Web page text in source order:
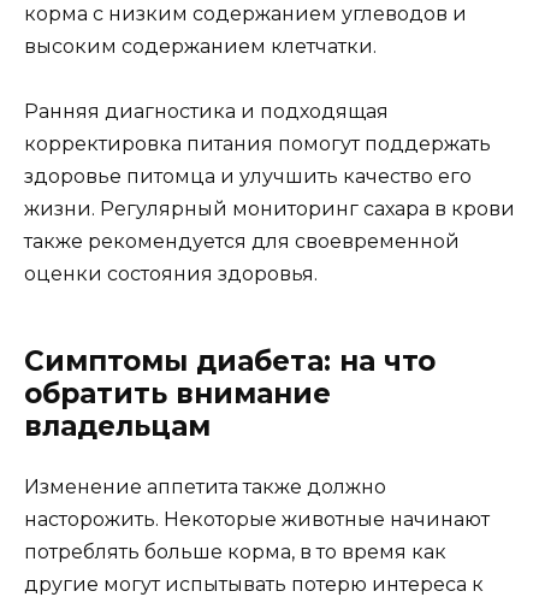
корма с низким содержанием углеводов и
высоким содержанием клетчатки.
Ранняя диагностика и подходящая
корректировка питания помогут поддержать
здоровье питомца и улучшить качество его
жизни. Регулярный мониторинг сахара в крови
также рекомендуется для своевременной
оценки состояния здоровья.
Симптомы диабета: на что
обратить внимание
владельцам
Изменение аппетита также должно
насторожить. Некоторые животные начинают
потреблять больше корма, в то время как
другие могут испытывать потерю интереса к